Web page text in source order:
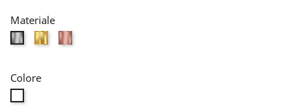
Materiale
bianco oro rosè
Colore